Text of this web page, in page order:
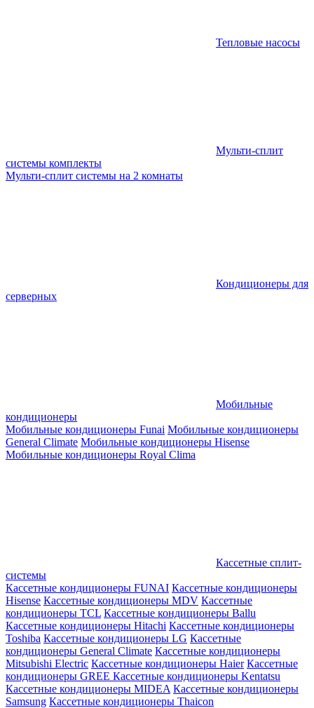
Тепловые насосы
Мульти-сплит
системы комплекты
Мульти-сплит системы на 2 комнаты
Кондиционеры для
серверных
Мобильные
кондиционеры
Мобильные кондиционеры Funai Мобильные кондиционеры
General Climate Мобильные кондиционеры Hisense
Мобильные кондиционеры Royal Clima
Кассетные сплит-
системы
Кассетные кондиционеры FUNAI Кассетные кондиционеры
Hisense Кассетные кондиционеры MDV Кассетные
кондиционеры TCL Кассетные кондиционеры Ballu
Кассетные кондиционеры Hitachi Кассетные кондиционеры
Toshiba Кассетные кондиционеры LG Кассетные
кондиционеры General Climate Кассетные кондиционеры
Mitsubishi Electric Кассетные кондиционеры Haier Кассетные
кондиционеры GREE Кассетные кондиционеры Kentatsu
Кассетные кондиционеры MIDEA Кассетные кондиционеры
Samsung Кассетные кондиционеры Thaicon